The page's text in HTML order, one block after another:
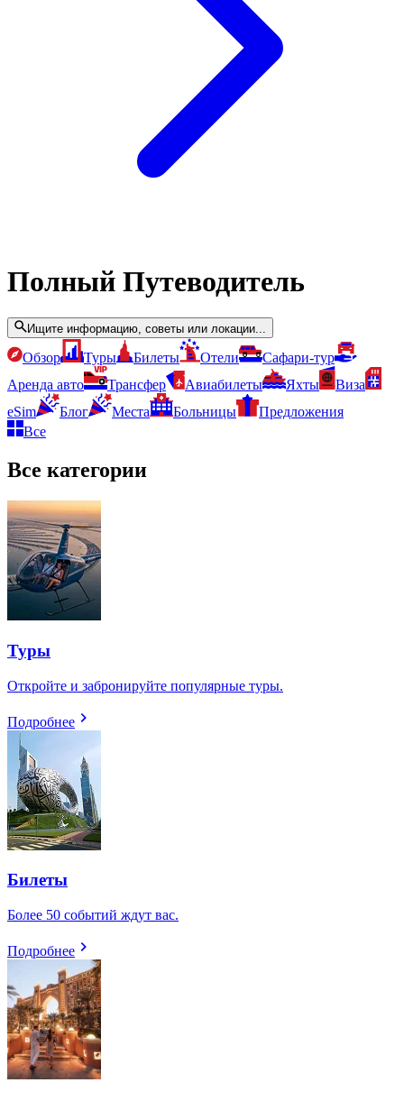
Полный Путеводитель
Ищите информацию, советы или локации...
Обзор Туры Билеты Отели
Сафари-тур
Аренда авто
Трансфер Авиабилеты Яхты
Виза
eSim
Блог Места Больницы
Предложения
Все
Все категории
Туры
Откройте и забронируйте популярные туры.
Подробнее
Билеты
Более 50 событий ждут вас.
Подробнее